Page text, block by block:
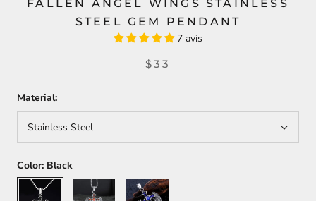
FALLEN ANGEL WINGS STAINLESS
STEEL GEM PENDANT
7 avis
$33
Material:
Stainless Steel
Color: Black
Black
Orange Blue